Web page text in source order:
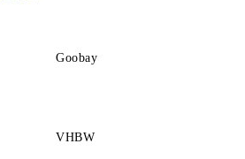
Goobay
VHBW